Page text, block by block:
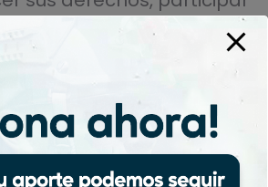
se cumplan de
auténtica no puede ser
y contribuir a la
cumplir no es un acto
así la justicia restaurativa